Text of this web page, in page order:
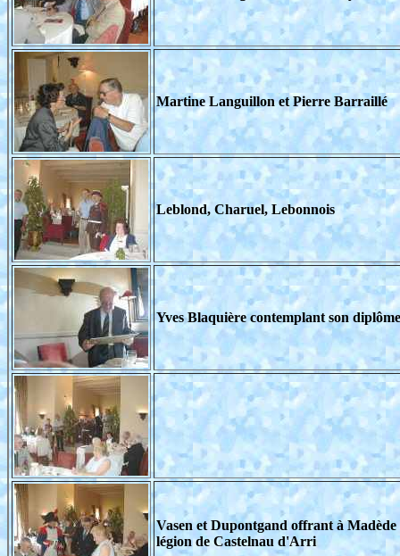
Martine Languillon et Pierre Barraillé
Leblond, Charuel, Lebonnois
Yves Blaquière contemplant son
Vasen et Dupontgand offrant à
légion de Castelnau d'Arri